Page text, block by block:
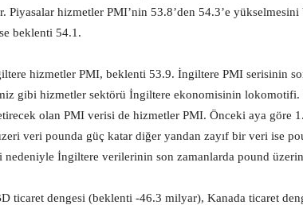
Piyasalar hizmetler PMI’nin 53.8’den 54.3’e
beklenti 54.1.
hizmetler PMI, beklenti 53.9. İngiltere PMI serisinin
gibi hizmetler sektörü İngiltere ekonomisinin lokomotifi.
olan PMI verisi de hizmetler PMI. Önceki aya göre
veri pounda güç katar diğer yandan zayıf bir veri ise
İngiltere verilerinin son zamanlarda pound
ticaret dengesi (beklenti -46.3 milyar), Kanada ticaret